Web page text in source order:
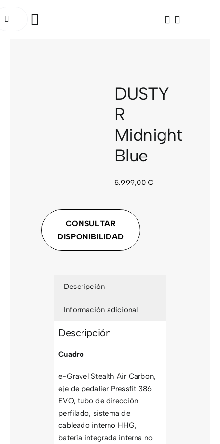
al
Toggle
TALLER
CONTACTO
CONSULTAR
DISPONIBILIDAD
DUSTY
R
Midnight
Blue
5.999,00 €
Descripción
Información adicional
Descripción
Cuadro
e-Gravel Stealth Air Carbon,
eje de pedalier Pressfit 386
EVO, tubo de dirección
perfilado, sistema de
cableado interno HHG,
batería integrada interna no